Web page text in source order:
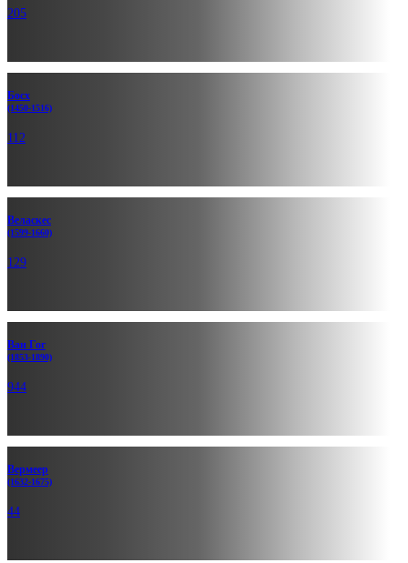
205
Босх
(1450-1516)
112
Веласкес
(1599-1660)
129
Ван Гог
(1853-1890)
944
Вермеер
(1632-1675)
44